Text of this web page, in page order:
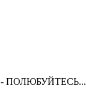
ПОЛЮБУЙТЕСЬ...